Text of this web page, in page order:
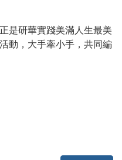
是研華實踐美滿人生最美
動，大手牽小手，共同編